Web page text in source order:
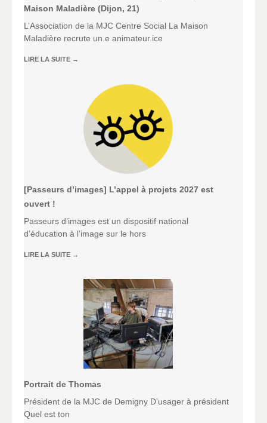
Maison Maladière (Dijon, 21)
L’Association de la MJC Centre Social La Maison
Maladière recrute un.e animateur.ice
LIRE LA SUITE →
[Passeurs d’images] L’appel à projets 2027 est
ouvert !
Passeurs d’images est un dispositif national
d’éducation à l’image sur le hors
LIRE LA SUITE →
Portrait de Thomas
Président de la MJC de Demigny D’usager à président
Quel est ton